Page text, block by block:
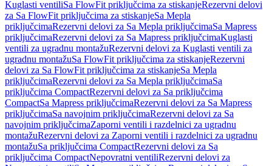
Kuglasti ventiliSa FlowFit priključcima za stiskanjeRezervni delovi
za Sa FlowFit priključcima za stiskanjeSa Mepla
priključcimaRezervni delovi za Sa Mepla priključcimaSa Mapress
priključcimaRezervni delovi za Sa Mapress priključcimaKuglasti
ventili za ugradnu montažuRezervni delovi za Kuglasti ventili za
ugradnu montažuSa FlowFit priključcima za stiskanjeRezervni
delovi za Sa FlowFit priključcima za stiskanjeSa Mepla
priključcimaRezervni delovi za Sa Mepla priključcimaSa
priključcima CompactRezervni delovi za Sa priključcima
CompactSa Mapress priključcimaRezervni delovi za Sa Mapress
priključcimaSa navojnim priključcimaRezervni delovi za Sa
navojnim priključcimaZaporni ventili i razdelnici za ugradnu
montažuRezervni delovi za Zaporni ventili i razdelnici za ugradnu
montažuSa priključcima CompactRezervni delovi za Sa
priključcima CompactNepovratni ventiliRezervni delovi za